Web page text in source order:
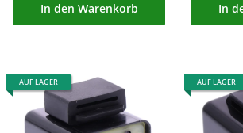
In den Warenkorb In
AUF LAGER AUF LAGER